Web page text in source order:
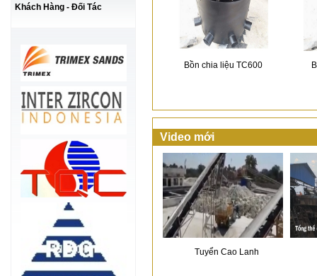
Khách Hàng - Đối Tác
Bồn chia liệu TC600
Video mới
Tuyển Cao Lanh